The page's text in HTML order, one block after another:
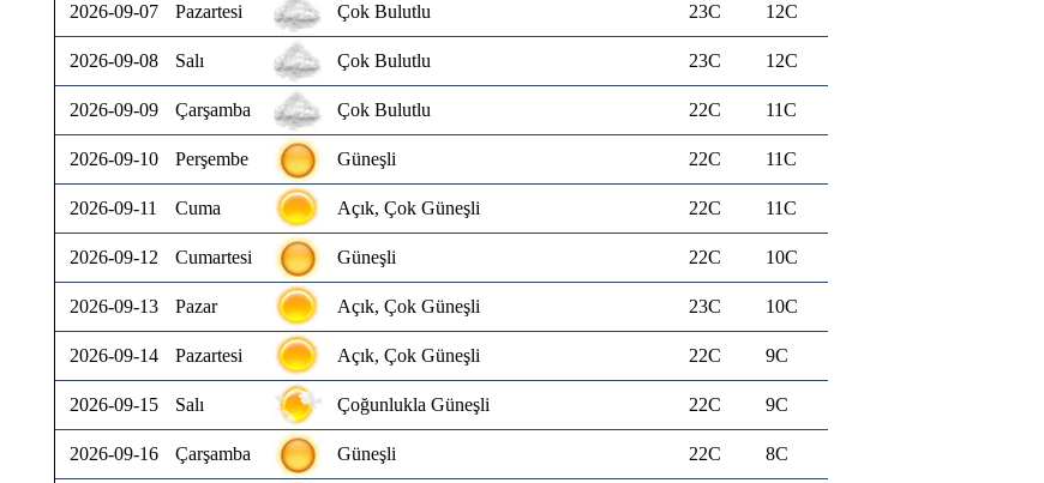
2026-09-07 Pazartesi Çok Bulutlu 23C 12C
2026-09-08 Salı Çok Bulutlu 23C 12C
2026-09-09 Çarşamba Çok Bulutlu 22C 11C
2026-09-10 Perşembe Güneşli 22C 11C
2026-09-11 Cuma Açık, Çok Güneşli 22C 11C
2026-09-12 Cumartesi Güneşli 22C 10C
2026-09-13 Pazar Açık, Çok Güneşli 23C 10C
2026-09-14 Pazartesi Açık, Çok Güneşli 22C 9C
2026-09-15 Salı Çoğunlukla Güneşli 22C 9C
2026-09-16 Çarşamba Güneşli 22C 8C